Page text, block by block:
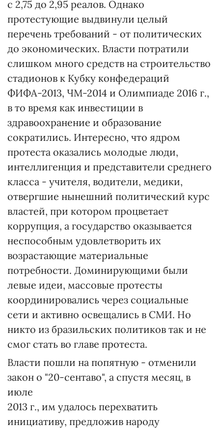
с 2,75 до 2,95 реалов. Однако
протестующие выдвинули целый
перечень требований - от политических
до экономических. Власти потратили
слишком много средств на строительство
стадионов к Кубку конфедераций
ФИФА-2013, ЧМ-2014 и Олимпиаде 2016 г.,
в то время как инвестиции в
здравоохранение и образование
сократились. Интересно, что ядром
протеста оказались молодые люди,
интеллигенция и представители среднего
класса - учителя, водители, медики,
отвергшие нынешний политический курс
властей, при котором процветает
коррупция, а государство оказывается
неспособным удовлетворить их
возрастающие материальные
потребности. Доминирующими были
левые идеи, массовые протесты
координировались через социальные
сети и активно освещались в СМИ. Но
никто из бразильских политиков так и не
смог стать во главе протеста.
Власти пошли на попятную - отменили
закон о "20-сентаво", а спустя месяц, в
июле
2013 г., им удалось перехватить
инициативу, предложив народу